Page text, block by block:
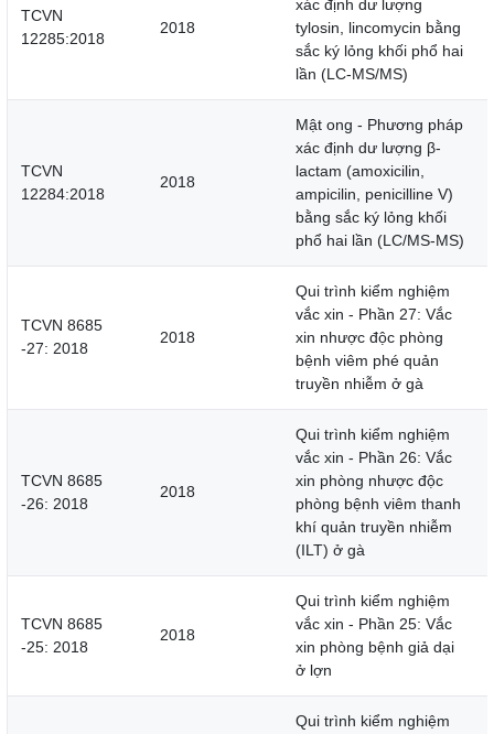
TCVN
12285:2018
2018
xác định dư lượng
tylosin, lincomycin bằng
sắc ký lỏng khối phổ hai
lần (LC-MS/MS)
TCVN
12284:2018
2018
Mật ong - Phương pháp
xác định dư lượng β-
lactam (amoxicilin,
ampicilin, penicilline V)
bằng sắc ký lỏng khối
phổ hai lần (LC/MS-MS)
TCVN 8685
-27: 2018
2018
Qui trình kiểm nghiệm
vắc xin - Phần 27: Vắc
xin nhược độc phòng
bệnh viêm phé quản
truyền nhiễm ở gà
TCVN 8685
-26: 2018
2018
Qui trình kiểm nghiệm
vắc xin - Phần 26: Vắc
xin phòng nhược độc
phòng bệnh viêm thanh
khí quản truyền nhiễm
(ILT) ở gà
TCVN 8685
-25: 2018
2018
Qui trình kiểm nghiệm
vắc xin - Phần 25: Vắc
xin phòng bệnh giả dại
ở lợn
Qui trình kiểm nghiệm